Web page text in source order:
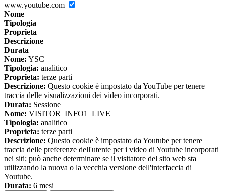
www.youtube.com
Nome
Tipologia
Proprieta
Descrizione
Durata
Nome: YSC
Tipologia: analitico
Proprieta: terze parti
Descrizione: Questo cookie è impostato da YouTube per tenere
traccia delle visualizzazioni dei video incorporati.
Durata: Sessione
Nome: VISITOR_INFO1_LIVE
Tipologia: analitico
Proprieta: terze parti
Descrizione: Questo cookie è impostato da Youtube per tenere
traccia delle preferenze dell'utente per i video di Youtube incorporati
nei siti; può anche determinare se il visitatore del sito web sta
utilizzando la nuova o la vecchia versione dell'interfaccia di
Youtube.
Durata: 6 mesi